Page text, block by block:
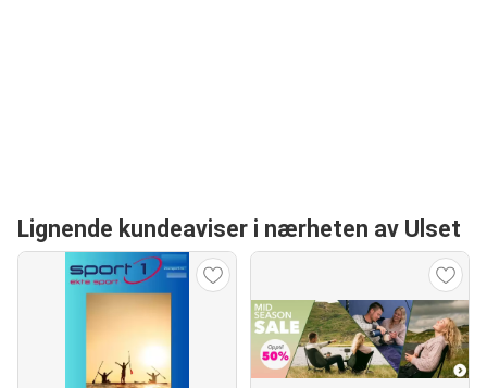
Lignende kundeaviser i nærheten av Ulset